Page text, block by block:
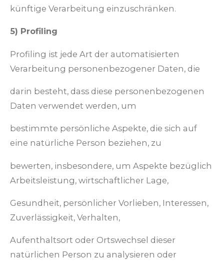
künftige Verarbeitung einzuschränken.
5) Profiling
Profiling ist jede Art der automatisierten
Verarbeitung personenbezogener Daten, die
darin besteht, dass diese personenbezogenen
Daten verwendet werden, um
bestimmte persönliche Aspekte, die sich auf
eine natürliche Person beziehen, zu
bewerten, insbesondere, um Aspekte bezüglich
Arbeitsleistung, wirtschaftlicher Lage,
Gesundheit, persönlicher Vorlieben, Interessen,
Zuverlässigkeit, Verhalten,
Aufenthaltsort oder Ortswechsel dieser
natürlichen Person zu analysieren oder